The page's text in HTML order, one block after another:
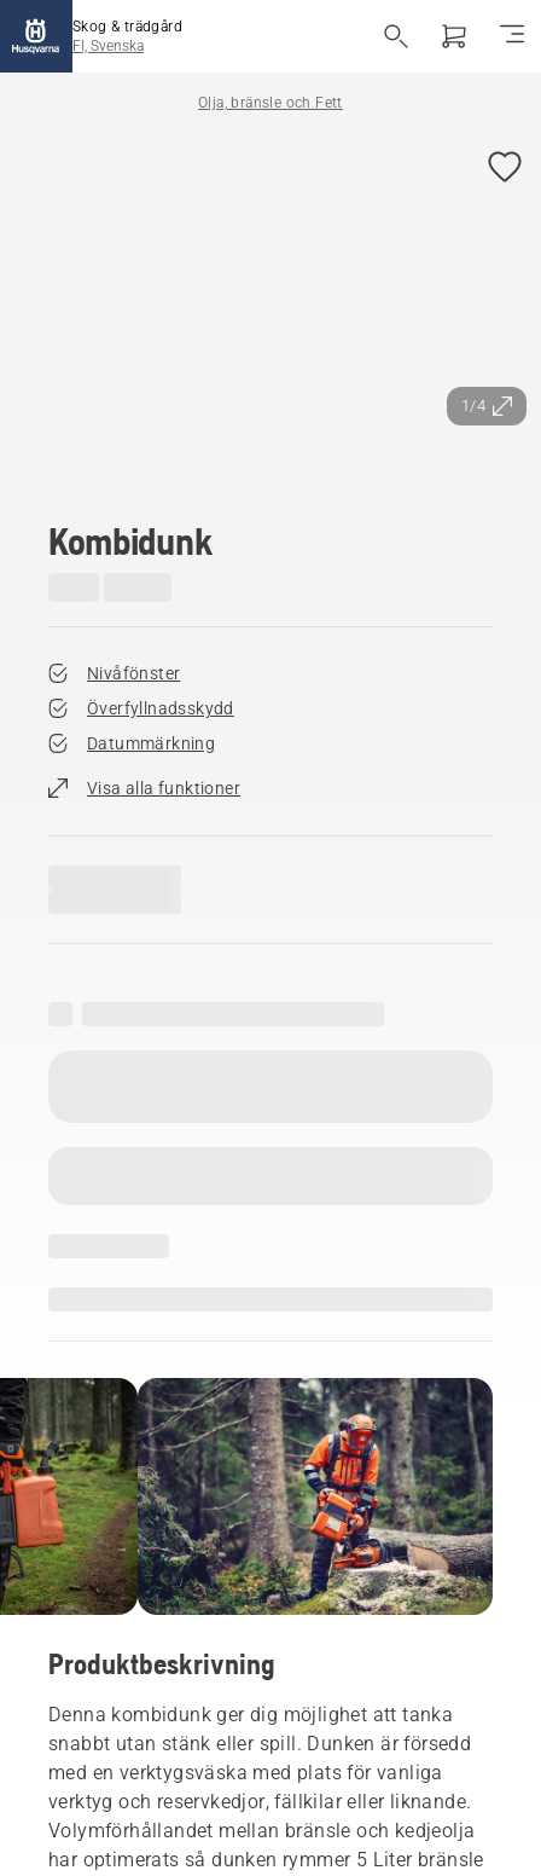
Skog & trädgård
FI, Svenska
Olja, bränsle och Fett
1/4
Kombidunk
Nivåfönster
Överfyllnadsskydd
Datummärkning
Visa alla funktioner
Produktbeskrivning
Denna kombidunk ger dig möjlighet att tanka
snabbt utan stänk eller spill. Dunken är försedd
med en verktygsväska med plats för vanliga
verktyg och reservkedjor, fällkilar eller liknande.
Volymförhållandet mellan bränsle och kedjeolja
har optimerats så dunken rymmer 5 Liter bränsle